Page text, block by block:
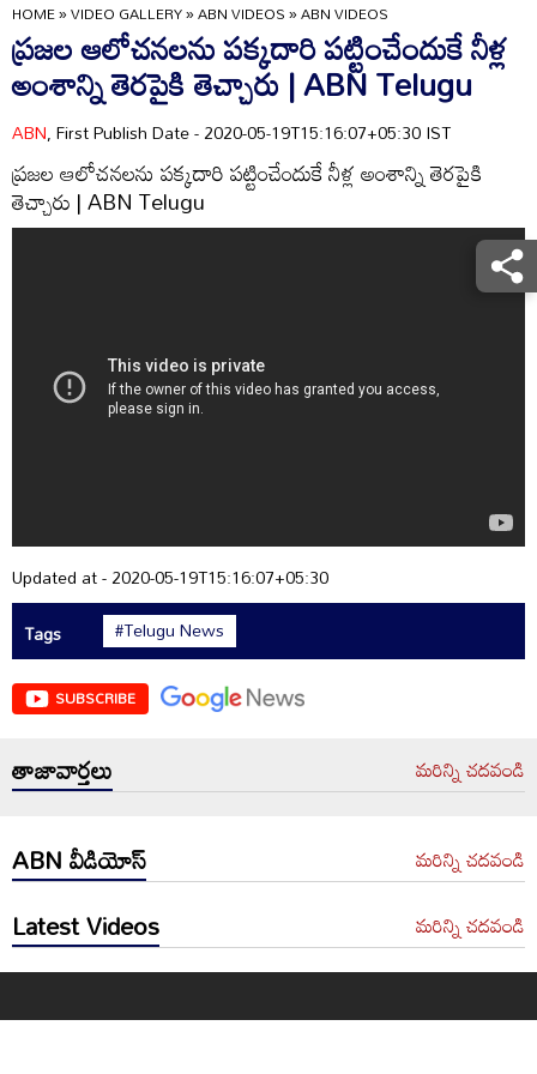
HOME»VIDEO GALLERY»ABN VIDEOS»ABN VIDEOS
ప్రజల ఆలోచనలను పక్కదారి పట్టించేందుకే నీళ్ల
అంశాన్ని తెరపైకి తెచ్చారు | ABN Telugu
ABN, First Publish Date - 2020-05-19T15:16:07+05:30 IST
ప్రజల ఆలోచనలను పక్కదారి పట్టించేందుకే నీళ్ల అంశాన్ని తెరపైకి
తెచ్చారు | ABN Telugu
Updated at - 2020-05-19T15:16:07+05:30
Tags
#Telugu News
SUBSCRIBE
తాజావార్తలు మరిన్ని చదవండి
ABN వీడియోస్ మరిన్ని చదవండి
Latest Videos మరిన్ని చదవండి